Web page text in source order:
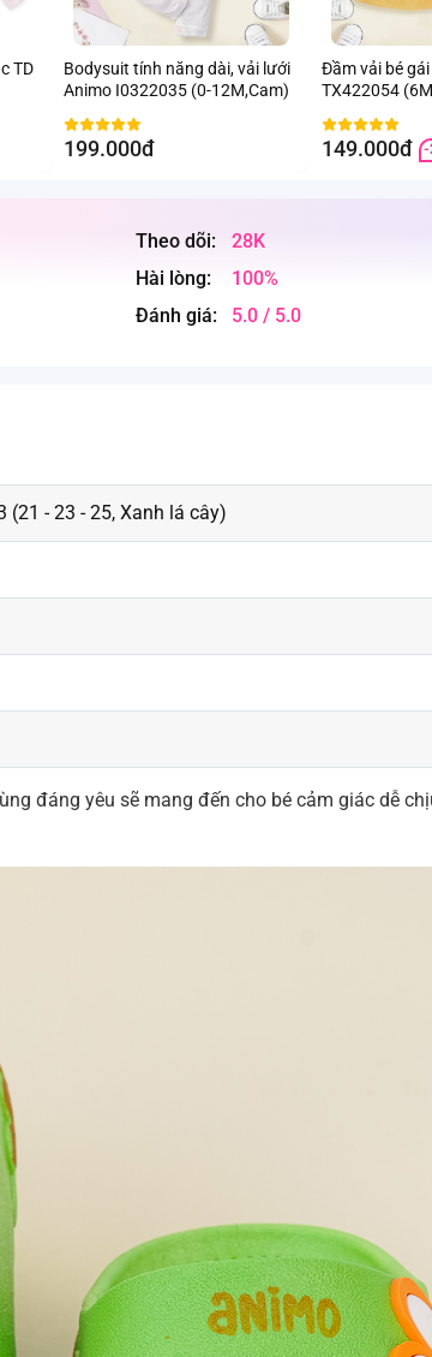
TD
Bodysuit tính năng dài, vải lưới
Animo I0322035 (0-12M,Cam)
199.000đ
Đầm vải bé
TX422054
149.000đ -
Theo dõi:
28K
Hài lòng:
100%
Đánh giá:
5.0 / 5.0
(21 - 23 - 25, Xanh lá cây)
đáng yêu sẽ mang đến cho bé cảm giác dễ